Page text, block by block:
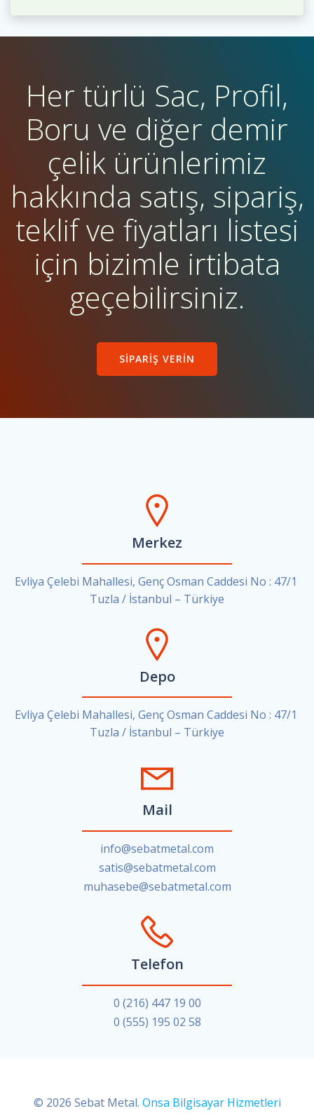
Her türlü Sac, Profil,
Boru ve diğer demir
çelik ürünlerimiz
hakkında satış, sipariş,
teklif ve fiyatları listesi
için bizimle irtibata
geçebilirsiniz.
SIPARIŞ VERIN
Merkez
Evliya Çelebi Mahallesi, Genç Osman Caddesi No : 47/1
Tuzla / İstanbul – Türkiye
Depo
Evliya Çelebi Mahallesi, Genç Osman Caddesi No : 47/1
Tuzla / İstanbul – Türkiye
Mail
info@sebatmetal.com
satis@sebatmetal.com
muhasebe@sebatmetal.com
Telefon
0 (216) 447 19 00
0 (555) 195 02 58
© 2026 Sebat Metal. Onsa Bilgisayar Hizmetleri